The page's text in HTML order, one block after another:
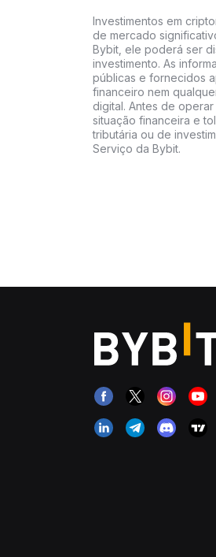
Investimentos em
de mercado
Bybit, ele poderá ser
investimento. As
públicas e fornecidos
financeiro nem
digital. Antes de
situação financeira e
tributária ou de
Serviço da Bybit.